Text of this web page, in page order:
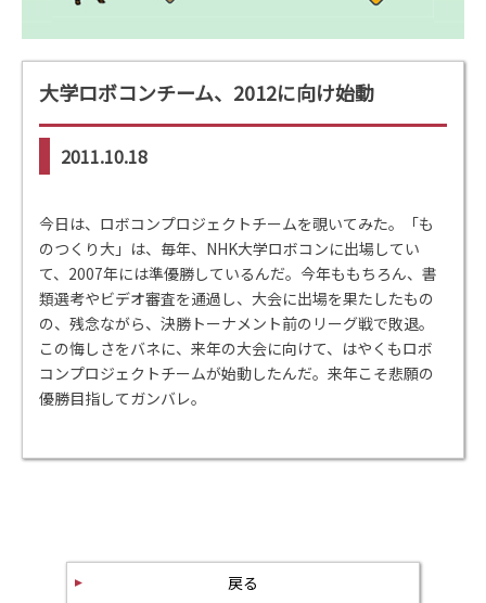
大学ロボコンチーム、2012に向け始動
2011.10.18
今日は、ロボコンプロジェクトチームを覗いてみた。「も
のつくり大」は、毎年、NHK大学ロボコンに出場してい
て、2007年には準優勝しているんだ。今年ももちろん、書
類選考やビデオ審査を通過し、大会に出場を果たしたもの
の、残念ながら、決勝トーナメント前のリーグ戦で敗退。
この悔しさをバネに、来年の大会に向けて、はやくもロボ
コンプロジェクトチームが始動したんだ。来年こそ悲願の
優勝目指してガンバレ。
戻る